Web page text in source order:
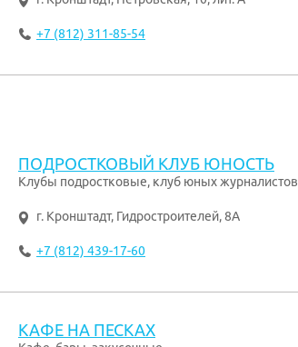
+7 (812) 311-85-54
ПОДРОСТКОВЫЙ КЛУБ ЮНОСТЬ
Клубы подростковые, клуб юных журналистов
г. Кронштадт, Гидростроителей, 8А
+7 (812) 439-17-60
КАФЕ НА ПЕСКАХ